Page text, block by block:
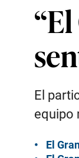
El
equipo
El